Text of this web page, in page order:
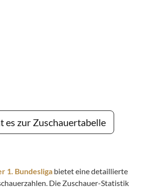
es zur Zuschauertabelle
1. Bundesliga bietet eine detaillierte
Die Zuschauer-Statistik